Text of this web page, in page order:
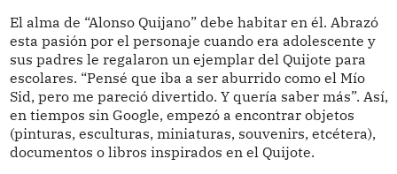
El alma de “Alonso Quijano” debe habitar en él. Abrazó
esta pasión por el personaje cuando era adolescente y
sus padres le regalaron un ejemplar del Quijote para
escolares. “Pensé que iba a ser aburrido como el Mío
Sid, pero me pareció divertido. Y quería saber más”. Así,
en tiempos sin Google, empezó a encontrar objetos
(pinturas, esculturas, miniaturas, souvenirs, etcétera),
documentos o libros inspirados en el Quijote.